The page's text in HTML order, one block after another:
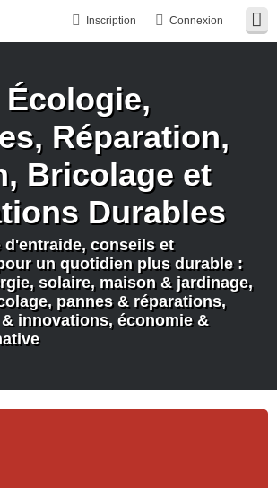
Connexion
Inscription
Réparation,
Bricolage et
Durables
d'entraide, conseils et
un quotidien plus durable :
solaire, maison & jardinage,
pannes & réparations,
innovations, économie &